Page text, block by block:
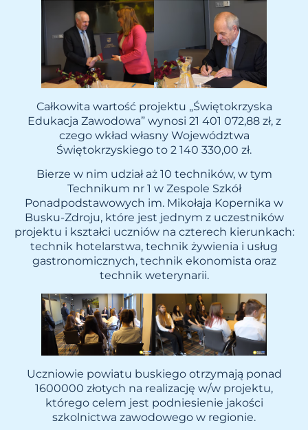
Całkowita wartość projektu „Świętokrzyska
Edukacja Zawodowa” wynosi 21 401 072,88 zł, z
czego wkład własny Województwa
Świętokrzyskiego to 2 140 330,00 zł.
Bierze w nim udział aż 10 techników, w tym
Technikum nr 1 w Zespole Szkół
Ponadpodstawowych im. Mikołaja Kopernika w
Busku-Zdroju, które jest jednym z uczestników
projektu i kształci uczniów na czterech kierunkach:
technik hotelarstwa, technik żywienia i usług
gastronomicznych, technik ekonomista oraz
technik weterynarii.
Uczniowie powiatu buskiego otrzymają ponad
1600000 złotych na realizację w/w projektu,
którego celem jest podniesienie jakości
szkolnictwa zawodowego w regionie.